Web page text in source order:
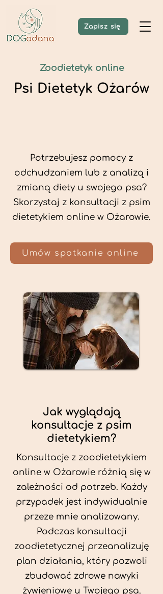
Zapisz się
Zoodietetyk online
Psi Dietetyk Ożarów
Potrzebujesz pomocy z
odchudzaniem lub z analizą i
zmianą diety u swojego psa?
Skorzystaj z konsultacji z psim
dietetykiem online w Ożarowie.
Umów spotkanie online
Jak wyglądają
konsultacje z psim
dietetykiem?
Konsultacje z zoodietetykiem
online w Ożarowie różnią się w
zależności od potrzeb. Każdy
przypadek jest indywidualnie
przeze mnie analizowany.
Podczas konsultacji
zoodietetycznej przeanalizuję
plan działania, który pozwoli
zbudować zdrowe nawyki
żywieniowe u Twojego psa.